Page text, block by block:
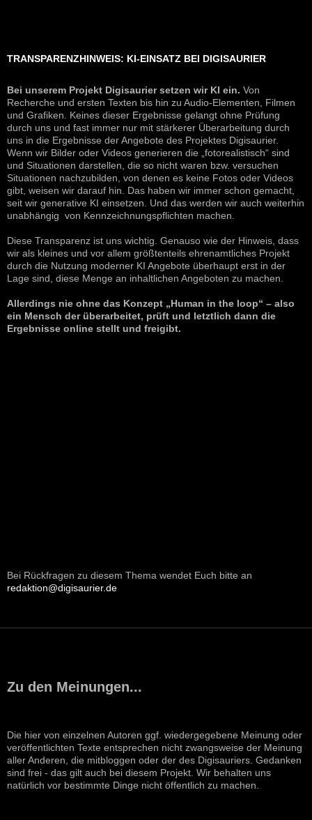
TRANSPARENZHINWEIS: KI-EINSATZ BEI DIGISAURIER
Bei unserem Projekt Digisaurier setzen wir KI ein. Von
Recherche und ersten Texten bis hin zu Audio-Elementen, Filmen
und Grafiken. Keines dieser Ergebnisse gelangt ohne Prüfung
durch uns und fast immer nur mit stärkerer Überarbeitung durch
uns in die Ergebnisse der Angebote des Projektes Digisaurier.
Wenn wir Bilder oder Videos generieren die „fotorealistisch“ sind
und Situationen darstellen, die so nicht waren bzw. versuchen
Situationen nachzubilden, von denen es keine Fotos oder Videos
gibt, weisen wir darauf hin. Das haben wir immer schon gemacht,
seit wir generative KI einsetzen. Und das werden wir auch weiterhin
unabhängig von Kennzeichnungspflichten machen.
Diese Transparenz ist uns wichtig. Genauso wie der Hinweis, dass
wir als kleines und vor allem größtenteils ehrenamtliches Projekt
durch die Nutzung moderner KI Angebote überhaupt erst in der
Lage sind, diese Menge an inhaltlichen Angeboten zu machen.
Allerdings nie ohne das Konzept „Human in the loop“ – also
ein Mensch der überarbeitet, prüft und letztlich dann die
Ergebnisse online stellt und freigibt.
Bei Rückfragen zu diesem Thema wendet Euch bitte an
redaktion@digisaurier.de
Zu den Meinungen...
Die hier von einzelnen Autoren ggf. wiedergegebene Meinung oder
veröffentlichten Texte entsprechen nicht zwangsweise der Meinung
aller Anderen, die mitbloggen oder der des Digisauriers. Gedanken
sind frei - das gilt auch bei diesem Projekt. Wir behalten uns
natürlich vor bestimmte Dinge nicht öffentlich zu machen.